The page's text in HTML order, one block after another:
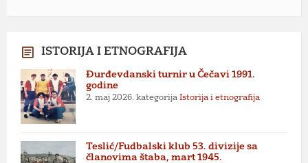
ISTORIJA I ETNOGRAFIJA
Đurđevdanski turnir u Čečavi 1991.
godine
2. maj 2026. kategorija Istorija i etnografija
Teslić/Fudbalski klub 53. divizije sa
članovima štaba, mart 1945.